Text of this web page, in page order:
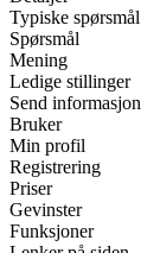
Typiske spørsmål
Spørsmål
Mening
Ledige stillinger
Send informasjon
Bruker
Min profil
Registrering
Priser
Gevinster
Funksjoner